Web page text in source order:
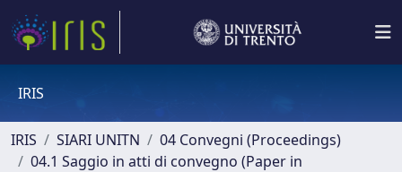
IRIS
IRIS SIARI UNITN
04 Convegni (Proceedings)
04.1 Saggio in atti di convegno (Paper in